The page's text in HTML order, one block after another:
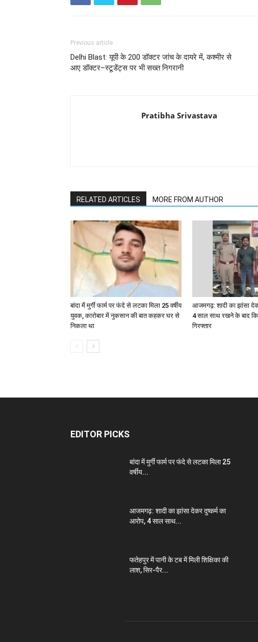
Previous article
Delhi Blast: यूपी के 200 डॉक्टर जांच के दायरे में, कश्मीर से
आए डॉक्टर–स्टूडेंट्स पर भी सख्त निगरानी
Pratibha Srivastava
RELATED ARTICLES MORE FROM AUTHOR
बांदा में मुर्गी फार्म पर फंदे से लटका मिला 25 वर्षीय
युवक, कारोबार में नुकसान की बात कहकर घर से
निकला था
आजमगढ़: शादी का झांसा
4 साल साथ रखने के बाद
गिरफ्तार
EDITOR PICKS
बांदा में मुर्गी फार्म पर फंदे से लटका मिला 25
वर्षीय...
आजमगढ़: शादी का झांसा देकर दुष्कर्म का
आरोप, 4 साल साथ...
फतेहपुर में पानी के टब में मिली शिक्षिका की
लाश, सिर-पैर...